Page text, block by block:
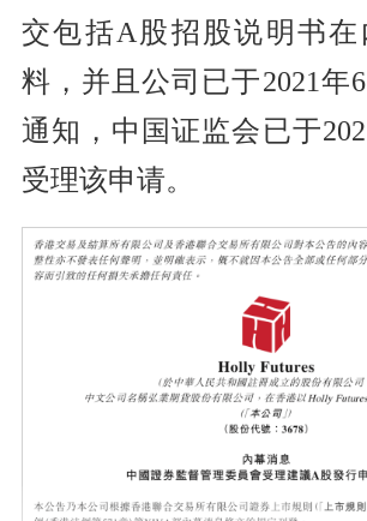
交包括A股招股说明书
料，并且公司已于2021年
通知，中国证监会已于
受理该申请。